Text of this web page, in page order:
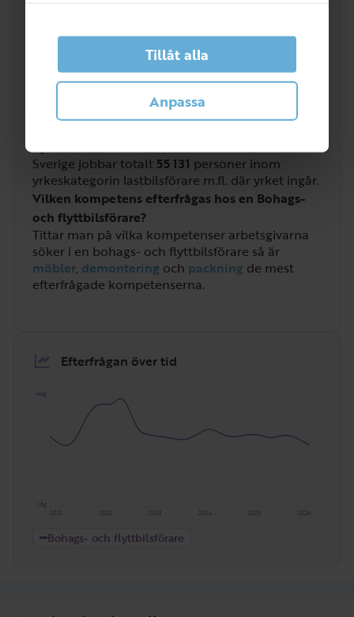
Tillåt alla
Anpassa
Hur efterfrågad är rollen som Bohags- och
flyttbilsförare?
flyttbilsförare har varierat de senaste åren. I
Sverige jobbar totalt 55 131 personer inom
yrkeskategorin lastbilsförare m.fl. där yrket ingår.
Vilken kompetens efterfrågas hos en Bohags-
och flyttbilsförare?
Tittar man på vilka kompetenser arbetsgivarna
söker i en bohags- och flyttbilsförare så är
möbler, demontering och packning de mest
efterfrågade kompetenserna.
Efterfrågan över tid
Hög
Låg
2026
2025
2024
2023
2022
2021
Bohags- och flyttbilsförare